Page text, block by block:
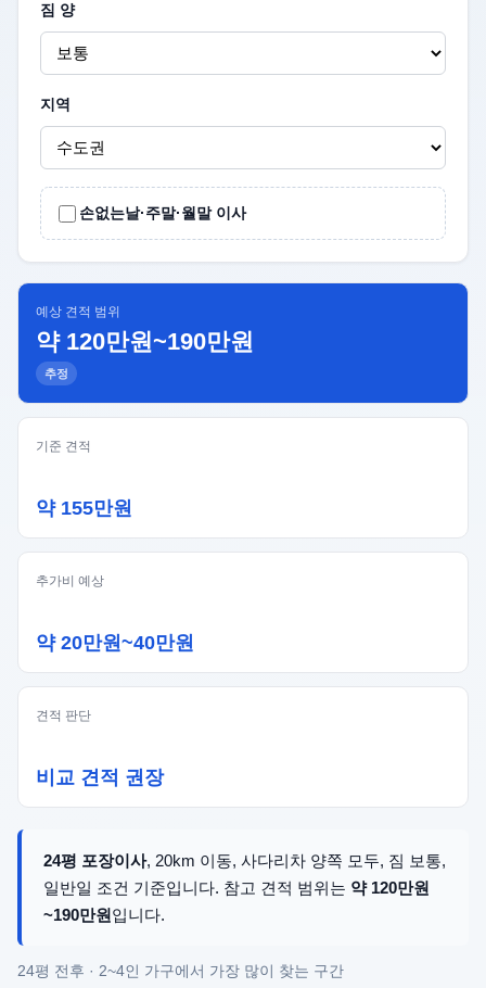
짐 양
지역
손없는날·주말·월말 이사
예상 견적 범위
약 120만원~190만원
추정
기준 견적
약 155만원
추가비 예상
약 20만원~40만원
견적 판단
비교 견적 권장
24평 포장이사, 20km 이동, 사다리차 양쪽 모두, 짐 보통,
일반일 조건 기준입니다. 참고 견적 범위는 약 120만원
~190만원입니다.
24평 전후 · 2~4인 가구에서 가장 많이 찾는 구간